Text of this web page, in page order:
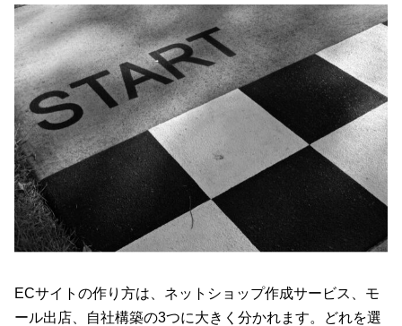
ECサイトの作り方は、ネットショップ作成サービス、モ
ール出店、自社構築の3つに大きく分かれます。どれを選